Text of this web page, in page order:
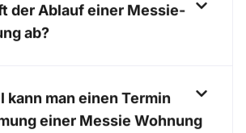
der Ablauf einer Messie-
ab?
kann man einen Termin
einer Messie Wohnung